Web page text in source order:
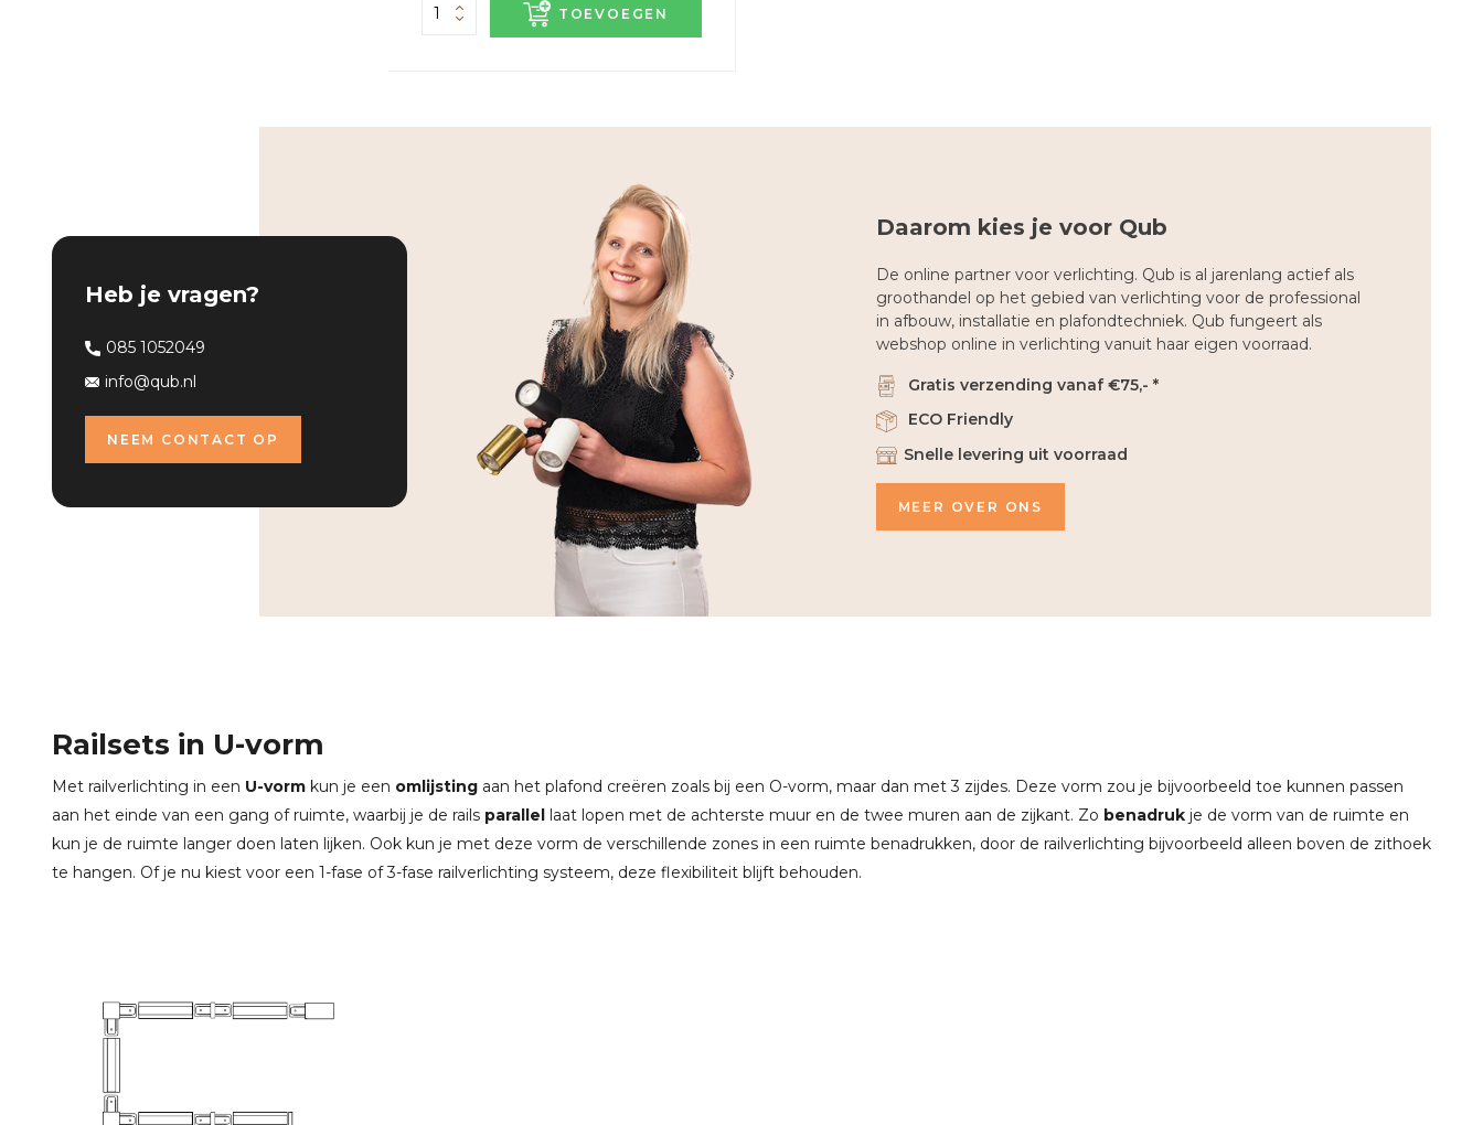
TOEVOEGEN
Heb je vragen?
085 1052049
info@qub.nl
NEEM CONTACT OP
Daarom kies je voor Qub
De online partner voor verlichting. Qub is al jarenlang actief als
groothandel op het gebied van verlichting voor de professional
in afbouw, installatie en plafondtechniek. Qub fungeert als
webshop online in verlichting vanuit haar eigen voorraad.
Gratis verzending vanaf €75,- *
ECO Friendly
Snelle levering uit voorraad
MEER OVER ONS
Railsets in U-vorm
Met railverlichting in een U-vorm kun je een omlijsting aan het plafond creëren zoals bij een O-vorm, maar dan met 3 zijdes. Deze vorm zou je bijvoorbeeld toe kunnen passen
aan het einde van een gang of ruimte, waarbij je de rails parallel laat lopen met de achterste muur en de twee muren aan de zijkant. Zo benadruk je de vorm van de ruimte en
kun je de ruimte langer doen laten lijken. Ook kun je met deze vorm de verschillende zones in een ruimte benadrukken, door de railverlichting bijvoorbeeld alleen boven de zithoek
te hangen. Of je nu kiest voor een 1-fase of 3-fase railverlichting systeem, deze flexibiliteit blijft behouden.